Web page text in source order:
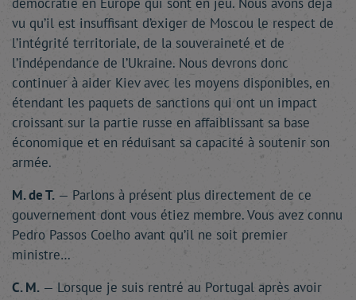
vu qu’il est insuffisant d’exiger de Moscou le respect de
l’intégrité territoriale, de la souveraineté et de
l’indépendance de l’Ukraine. Nous devrons donc
continuer à aider Kiev avec les moyens disponibles, en
étendant les paquets de sanctions qui ont un impact
croissant sur la partie russe en affaiblissant sa base
économique et en réduisant sa capacité à soutenir son
armée.
M. de T. — Parlons à présent plus directement de ce
gouvernement dont vous étiez membre. Vous avez connu
Pedro Passos Coelho avant qu’il ne soit premier
ministre…
C. M. — Lorsque je suis rentré au Portugal après avoir